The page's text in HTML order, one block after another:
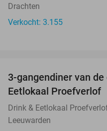
Drachten
Verkocht: 3.155
3-gangendiner van
Eetlokaal Proefverlof
Drink & Eetlokaal
Leeuwarden